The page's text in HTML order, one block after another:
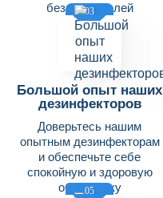
без вредителей
03
Большой опыт наших
дезинфекторов
Доверьтесь нашим
опытным дезинфекторам
и обеспечьте себе
спокойную и здоровую
обстановку
05